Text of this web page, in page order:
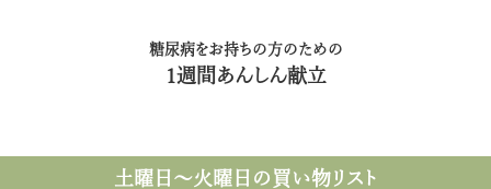
糖尿病をお持ちの方のための
1週間あんしん献立
土曜日〜火曜日 の買い物リスト